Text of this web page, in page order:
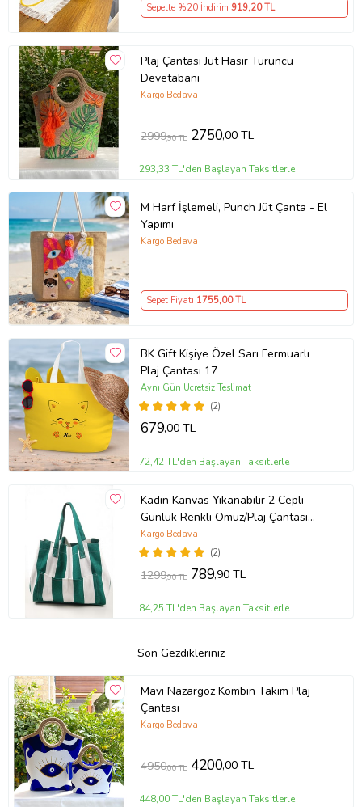
Sepette %20 İndirim 919,20 TL
Plaj Çantası Jüt Hasır Turuncu
Devetabanı
Kargo Bedava
2999,90 TL 2750,00 TL
293,33 TL'den Başlayan Taksitlerle
M Harf İşlemeli, Punch Jüt Çanta - El
Yapımı
Kargo Bedava
Sepet Fiyatı 1755,00 TL
BK Gift Kişiye Özel Sarı Fermuarlı
Plaj Çantası 17
(2)
Aynı Gün Ücretsiz Teslimat
679,00 TL
72,42 TL'den Başlayan Taksitlerle
Kadın Kanvas Yıkanabilir 2 Cepli
Günlük Renkli Omuz/Plaj Çantası
(Yeşil-Beyaz)
(2)
Kargo Bedava
1299,90 TL 789,90 TL
84,25 TL'den Başlayan Taksitlerle
Son Gezdikleriniz
Mavi Nazargöz Kombin Takım Plaj
Çantası
Kargo Bedava
4950,00 TL 4200,00 TL
448,00 TL'den Başlayan Taksitlerle